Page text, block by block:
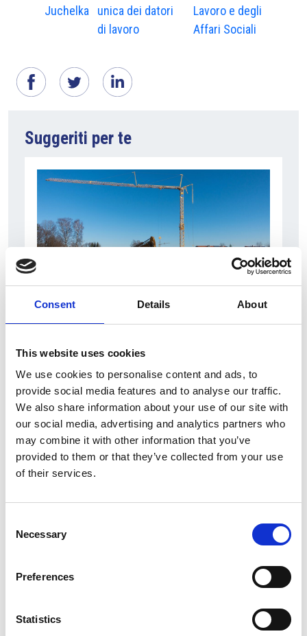
Consent Details About
This website uses cookies
We use cookies to personalise content and ads, to
provide social media features and to analyse our traffic.
We also share information about your use of our site with
our social media, advertising and analytics partners who
may combine it with other information that you’ve
provided to them or that they’ve collected from your use
of their services.
Selection
Necessary
Preferences
Statistics
Juchelka
unica dei datori
di lavoro
Lavoro e degli
Affari Sociali
Suggeriti per te
costruzione di nuove abitazioni
Repubblica Ceca
La Škoda avvia la produzione del suo SUV Peaq
Repubblica Ceca